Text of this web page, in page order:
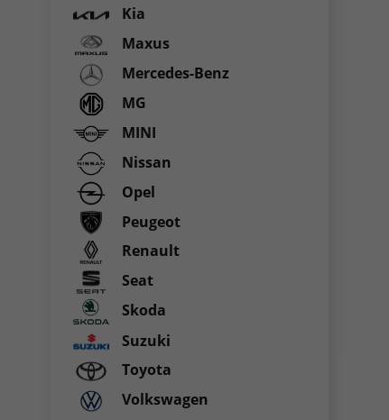
Kia
Maxus
Mercedes-Benz
MG
MINI
Nissan
Opel
Peugeot
Renault
Seat
Skoda
Suzuki
Toyota
Volkswagen